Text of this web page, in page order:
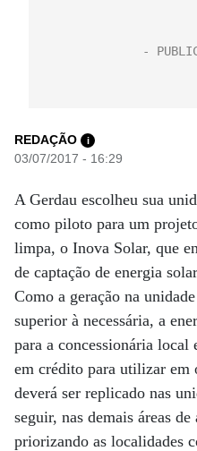
REDAÇÃO i
03/07/2017 - 16:29
A Gerdau escolheu sua
como piloto para um
limpa, o Inova Solar, que
de captação de energia
Como a geração na
superior à necessária, a
para a concessionária local
em crédito para utilizar em
deverá ser replicado nas
seguir, nas demais áreas
priorizando as localidades